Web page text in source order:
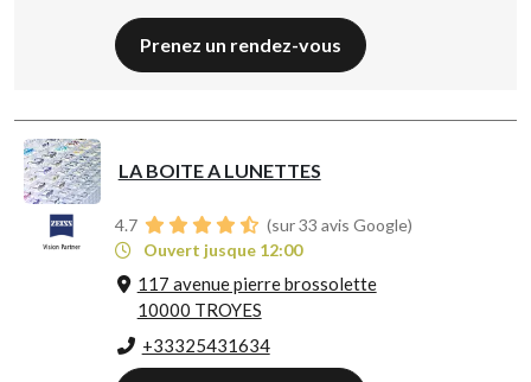
Prenez un rendez-vous
LA BOITE A LUNETTES
4.7
(sur 33 avis Google)
Ouvert jusque 12:00
117 avenue pierre brossolette
10000 TROYES
+33325431634